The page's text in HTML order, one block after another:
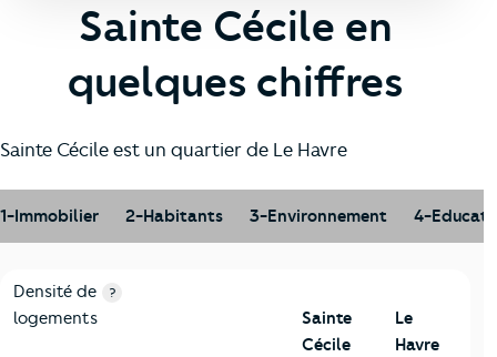
Sainte Cécile en
quelques chiffres
Sainte Cécile est un quartier de Le Havre
1-Immobilier 2-Habitants 3-Environnement 4-
1-Immobilier
Critères Sainte Cécile
Densité de
logements
?
Sainte
Cécile
Le
Havre